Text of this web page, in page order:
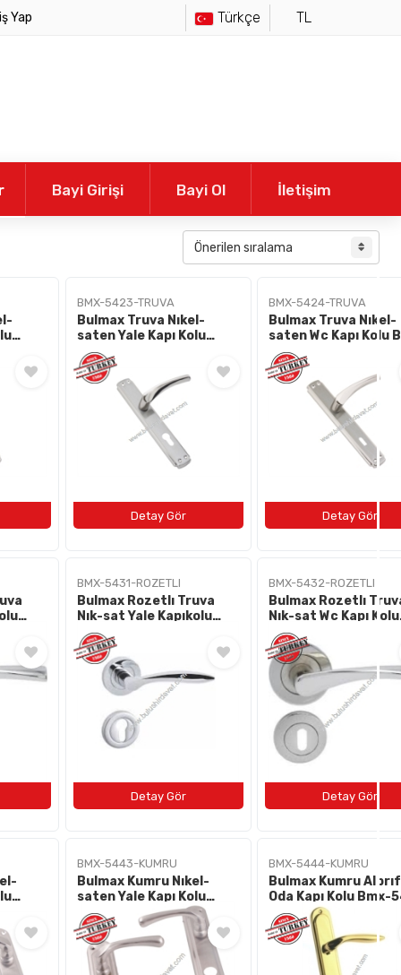
Yap Türkçe TL
Bayi Girişi Bayi Ol İletişim
BMX-5423-TRUVA
Bulmax Truva Nıkel-
saten Yale Kapı Kolu
Bmx-5423
BMX-5424-TRUVA
Bulmax Truva Nıkel-
saten Wc Kapı Kolu Bmx-
5424
BMX-5431-ROZETLI
Bulmax Rozetlı Truva
Nık-sat Yale Kapıkolu
Bmx-5431
BMX-5432-ROZETLI
Bulmax Rozetlı
Nık-sat Wc Kapı Kolu
Bmx-5432
BMX-5443-KUMRU
Bulmax Kumru Nıkel-
saten Yale Kapı Kolu
Bmx-5443
BMX-5444-KUMRU
Bulmax Kumru
Oda Kapı Kolu